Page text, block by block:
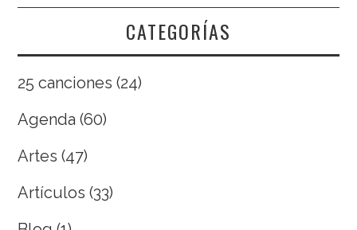
CATEGORÍAS
25 canciones (24)
Agenda (60)
Artes (47)
Artículos (33)